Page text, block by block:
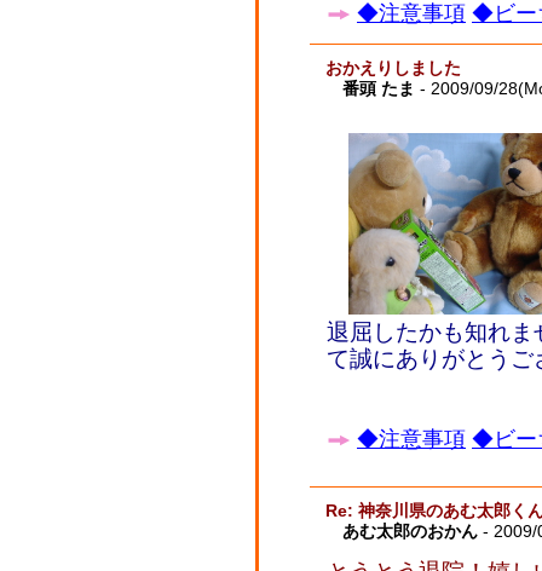
◆注意事項 ◆ビー
おかえりしました
番頭 たま - 2009/09/
退屈したかも知れ
て誠にありがとうご
◆注意事項 ◆ビー
Re: 神奈川県のあむ太郎く
あむ太郎のおかん -